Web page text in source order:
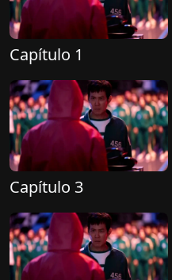
Capítulo 1
Capítulo 3